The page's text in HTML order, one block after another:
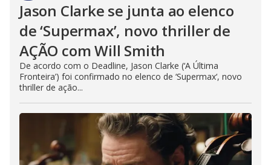
Jason Clarke se junta ao elenco
de ‘Supermax’, novo thriller de
AÇÃO com Will Smith
De acordo com o Deadline, Jason Clarke (‘A Última
Fronteira’) foi confirmado no elenco de ‘Supermax‘, novo
thriller de ação...